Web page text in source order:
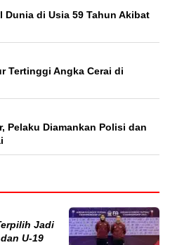
Dunia di Usia 59 Tahun Akibat
Tertinggi Angka Cerai di
Pelaku Diamankan Polisi dan
Jadi
U-19